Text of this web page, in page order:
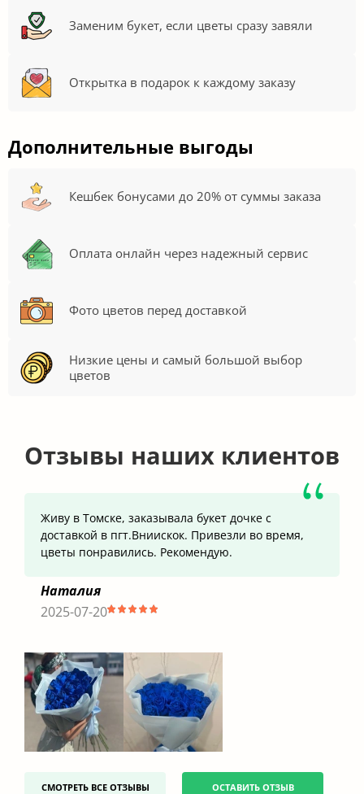
Заменим букет, если цветы сразу завяли
Открытка в подарок к каждому заказу
Дополнительные выгоды
Кешбек бонусами до 20% от суммы заказа
Оплата онлайн через надежный сервис
Фото цветов перед доставкой
Низкие цены и самый большой выбор
цветов
Отзывы наших клиентов
Живу в Томске, заказывала букет дочке с
доставкой в пгт.Вниискок. Привезли во время,
цветы понравились. Рекомендую.
Наталия
2025-07-20
СМОТРЕТЬ ВСЕ ОТЗЫВЫ ОСТАВИТЬ ОТЗЫВ